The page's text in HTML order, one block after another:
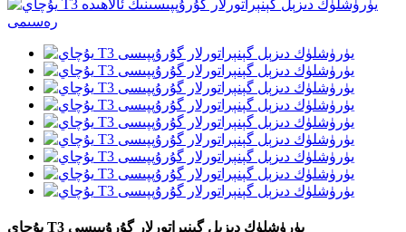
يۇچاي T3 يۈرۈشلۈك دىزېل گېنېراتورلار گۇرۇپپىسى